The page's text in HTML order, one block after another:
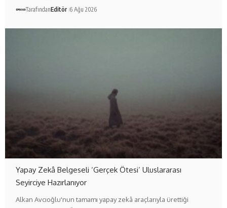
TarafındanEditör 6 Ağu 2026
Yapay Zekâ Belgeseli ‘Gerçek Ötesi’ Uluslararası
Seyirciye Hazırlanıyor
Alkan Avcıoğlu'nun tamamı yapay zekâ araçlarıyla ürettiği